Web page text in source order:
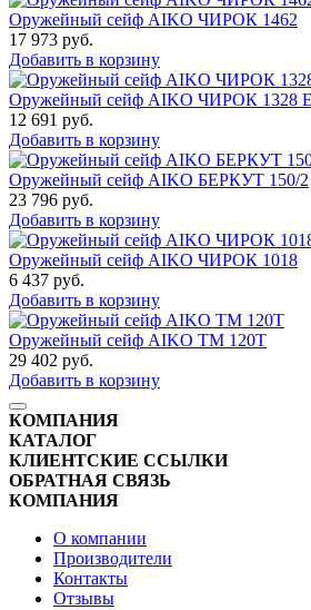
Оружейный сейф AIKO ЧИРОК 1462
17 973 руб.
Добавить в корзину
Оружейный сейф AIKO ЧИРОК 1328
12 691 руб.
Добавить в корзину
Оружейный сейф AIKO БЕРКУТ 150/2
23 796 руб.
Добавить в корзину
Оружейный сейф AIKO ЧИРОК 1018
6 437 руб.
Добавить в корзину
Оружейный сейф AIKO TM 120Т
29 402 руб.
Добавить в корзину
КОМПАНИЯ
КАТАЛОГ
КЛИЕНТСКИЕ ССЫЛКИ
ОБРАТНАЯ СВЯЗЬ
КОМПАНИЯ
О компании
Производители
Контакты
Отзывы